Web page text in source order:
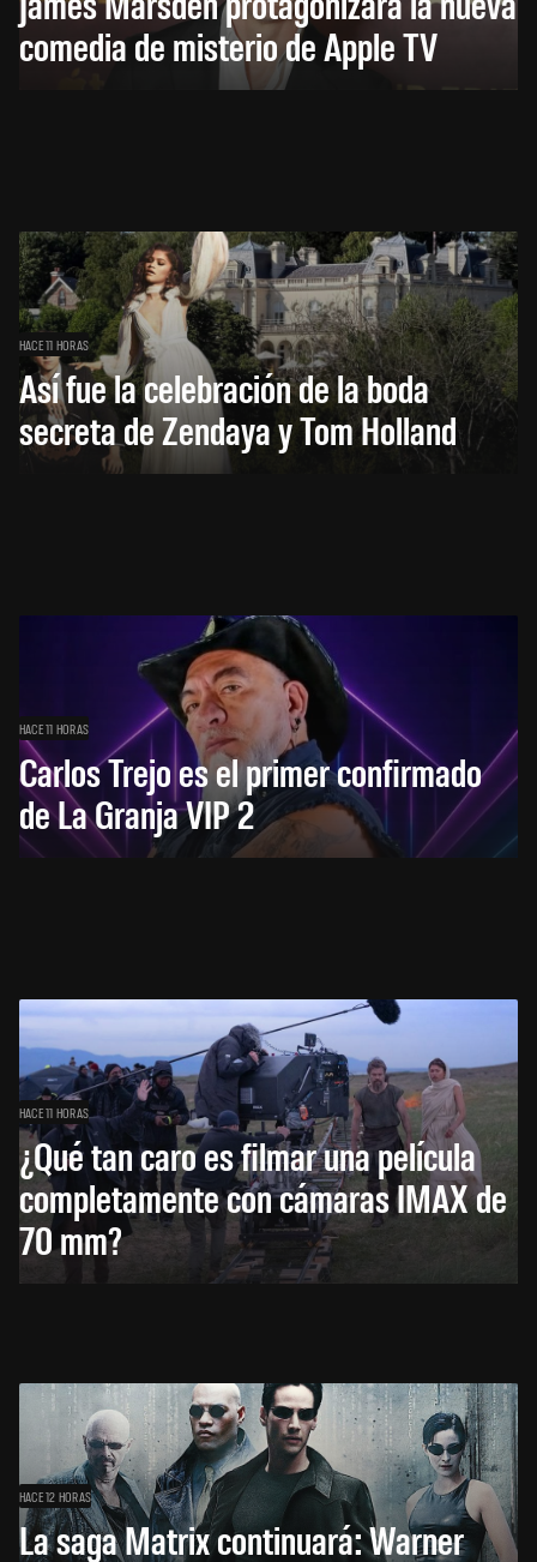
comedia de misterio de Apple TV
HACE 11 HORAS
Así fue la celebración de la boda
secreta de Zendaya y Tom Holland
HACE 11 HORAS
Carlos Trejo es el primer confirmado
de La Granja VIP 2
HACE 11 HORAS
¿Qué tan caro es filmar una película
completamente con cámaras IMAX de
70 mm?
HACE 12 HORAS
La saga Matrix continuará: Warner